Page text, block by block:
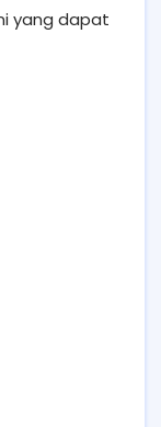
yang dapat